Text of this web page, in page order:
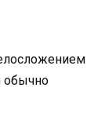
обычно